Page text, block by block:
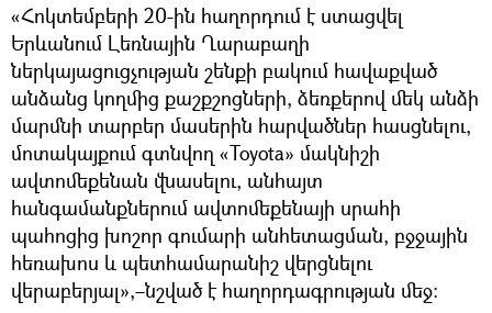
«Հոկտեմբերի 20-ին հաղորդում է ստացվել
Երևանում Լեռնային Ղարաբաղի
ներկայացուցչության շենքի բակում հավաքված
անձանց կողմից քաշքշոցների, ձեռքերով մեկ անձի
մարմնի տարբեր մասերին հարվածներ հասցնելու,
մոտակայքում գտնվող «Toyota» մակնիշի
ավտոմեքենան վնասելու, անհայտ
հանգամանքներում ավտոմեքենայի սրահի
պահոցից խոշոր գումարի անհետացման, բջջային
հեռախոս և պետհամարանիշ վերցնելու
վերաբերյալ»,–նշված է հաղորդագրության մեջ: